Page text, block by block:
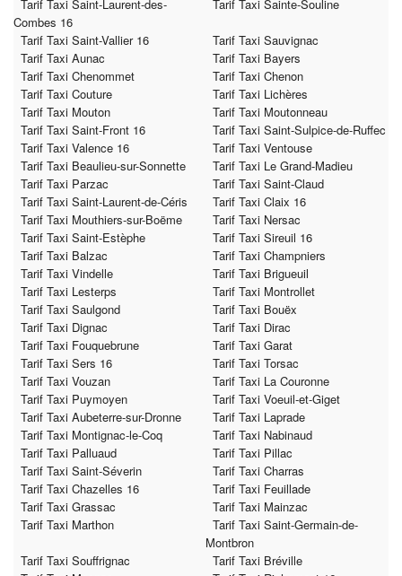
Tarif Taxi Saint-Laurent-des-
Combes 16
Tarif Taxi Sainte-Souline
Tarif Taxi Saint-Vallier 16
Tarif Taxi Sauvignac
Tarif Taxi Aunac
Tarif Taxi Bayers
Tarif Taxi Chenommet
Tarif Taxi Chenon
Tarif Taxi Couture
Tarif Taxi Lichères
Tarif Taxi Mouton
Tarif Taxi Moutonneau
Tarif Taxi Saint-Front 16
Tarif Taxi Saint-Sulpice-de-Ruffec
Tarif Taxi Valence 16
Tarif Taxi Ventouse
Tarif Taxi Beaulieu-sur-Sonnette
Tarif Taxi Le Grand-Madieu
Tarif Taxi Parzac
Tarif Taxi Saint-Claud
Tarif Taxi Saint-Laurent-de-Céris
Tarif Taxi Claix 16
Tarif Taxi Mouthiers-sur-Boëme
Tarif Taxi Nersac
Tarif Taxi Saint-Estèphe
Tarif Taxi Sireuil 16
Tarif Taxi Balzac
Tarif Taxi Champniers
Tarif Taxi Vindelle
Tarif Taxi Brigueuil
Tarif Taxi Lesterps
Tarif Taxi Montrollet
Tarif Taxi Saulgond
Tarif Taxi Bouëx
Tarif Taxi Dignac
Tarif Taxi Dirac
Tarif Taxi Fouquebrune
Tarif Taxi Garat
Tarif Taxi Sers 16
Tarif Taxi Torsac
Tarif Taxi Vouzan
Tarif Taxi La Couronne
Tarif Taxi Puymoyen
Tarif Taxi Voeuil-et-Giget
Tarif Taxi Aubeterre-sur-Dronne
Tarif Taxi Laprade
Tarif Taxi Montignac-le-Coq
Tarif Taxi Nabinaud
Tarif Taxi Palluaud
Tarif Taxi Pillac
Tarif Taxi Saint-Séverin
Tarif Taxi Charras
Tarif Taxi Chazelles 16
Tarif Taxi Feuillade
Tarif Taxi Grassac
Tarif Taxi Mainzac
Tarif Taxi Marthon
Tarif Taxi Saint-Germain-de-
Montbron
Tarif Taxi Souffrignac
Tarif Taxi Bréville